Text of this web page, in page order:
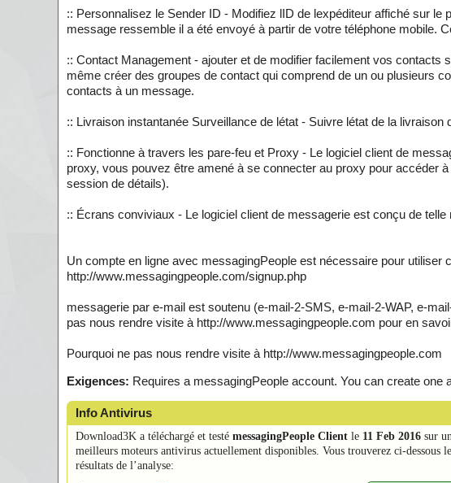
:: Personnalisez le Sender ID - Modifiez lID de lexpéditeur affiché sur
message ressemble il a été envoyé à partir de votre téléphone mobile.
:: Contact Management - ajouter et de modifier facilement vos
même créer des groupes de contact qui comprend de un ou plusieurs
contacts à un message.
:: Livraison instantanée Surveillance de létat - Suivre létat de la
:: Fonctionne à travers les pare-feu et Proxy - Le logiciel client de
proxy, vous pouvez être amené à se connecter au proxy pour accéder
session de détails).
:: Écrans conviviaux - Le logiciel client de messagerie est conçu de
Un compte en ligne avec messagingPeople est nécessaire pour
http://www.messagingpeople.com/signup.php
messagerie par e-mail est soutenu (e-mail-2-SMS, e-mail-2-WAP, e-
pas nous rendre visite à http://www.messagingpeople.com pour en
Pourquoi ne pas nous rendre visite à http://www.messagingpeople.com
Exigences: Requires a messagingPeople account. You can create
Info Antivirus
Download3K a téléchargé et testé messagingPeople Client le 11 Feb 2016 sur
meilleurs moteurs antivirus actuellement disponibles. Vous trouverez ci-dessous
résultats de l’analyse: